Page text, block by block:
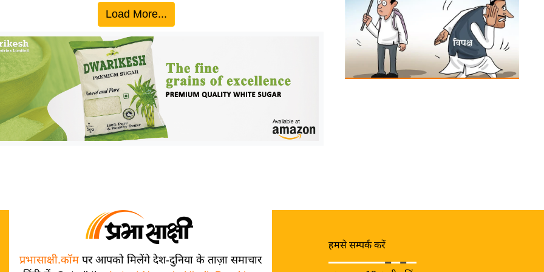
Load More...
प्रभासाक्षी.कॉमपर आपको मिलेंगे देश-दुनिया के ताज़ा समाचार
हमसे सम्पर्क करें